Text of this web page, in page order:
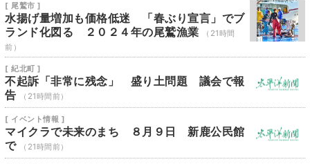
[ 尾鷲市 ]
水揚げ量増加も価格低迷 「春ぶり宣言」でブ
ランド化図る ２０２４年の尾鷲漁業
（21時間
前）
[ 紀北町 ]
不起訴「非常に残念」 盛り土問題 議会で報
告
（21時間前）
[ イベント情報 ]
マイクラで未来のまち ８月９日 新鹿公民館
で
（21時間前）